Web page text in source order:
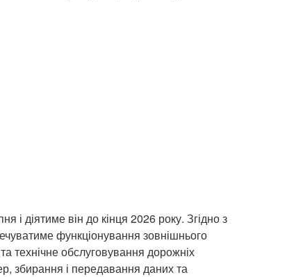
і діятиме він до кінця 2026 року. Згідно з
функціонування зовнішнього
технічне обслуговування дорожніх
збирання і передавання даних та